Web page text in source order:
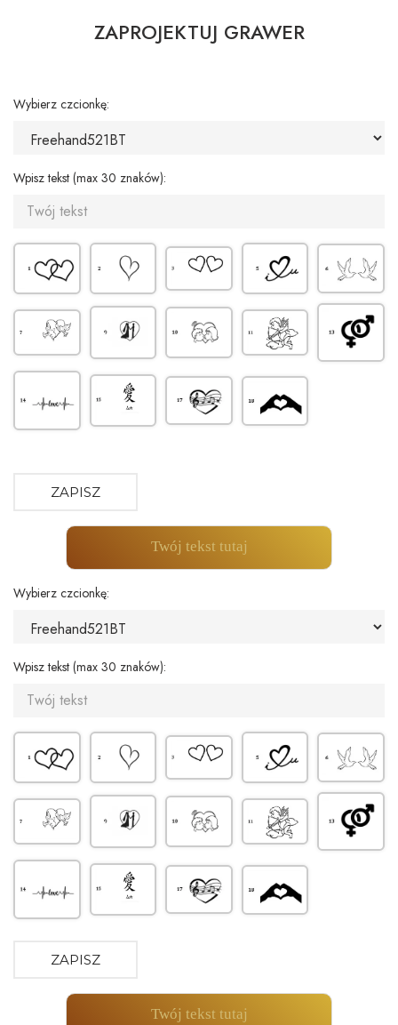
ZAPROJEKTUJ GRAWER
Wybierz czcionkę:
Wpisz tekst (max 30 znaków):
ZAPISZ
Twój tekst tutaj
Wybierz czcionkę:
Wpisz tekst (max 30 znaków):
ZAPISZ
Twój tekst tutaj